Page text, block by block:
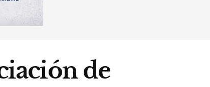
de